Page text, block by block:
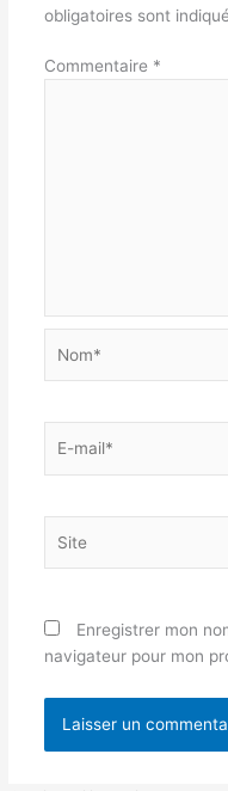
obligatoires sont
Commentaire *
mail*
Enregistrer mon
navigateur pour mon